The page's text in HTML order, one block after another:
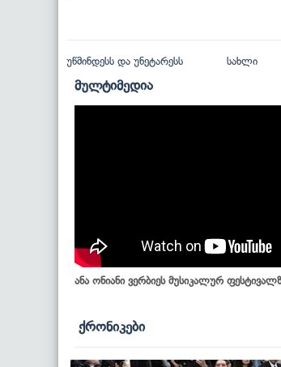
უწმინდესს და უნეტარესს სახლი
მულტიმედია
ანა ონიანი ვერბიეს მუსიკალურ
ქრონიკები